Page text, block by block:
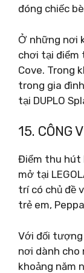
đóng chiếc
Ở những nơi
chơi tại điểm
Cove. Trong
trong gia
tại DUPLO
15. CÔNG
Điểm thu hút
mở tại
trí có chủ đề
trẻ em,
Với đối
nơi dành cho
khoảng năm